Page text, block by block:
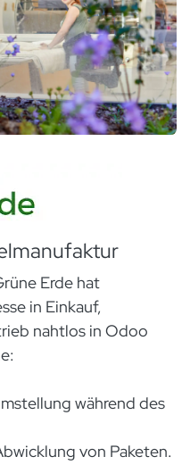
Erde hat
in Einkauf,
nahtlos in Odoo
während des
von Paketen.